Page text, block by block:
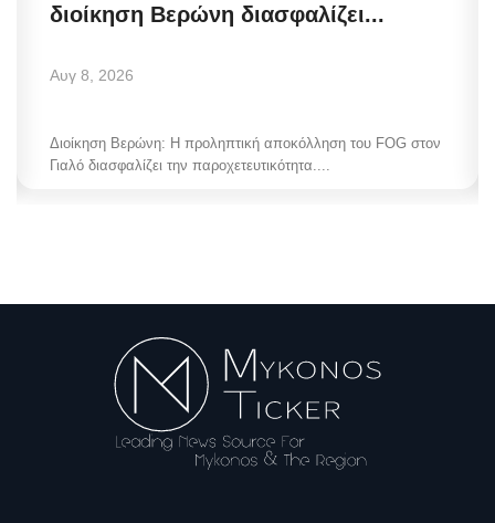
διοίκηση Βερώνη διασφαλίζει...
Αυγ 8, 2026
Διοίκηση Βερώνη: Η προληπτική αποκόλληση του FOG στον
Γιαλό διασφαλίζει την παροχετευτικότητα....